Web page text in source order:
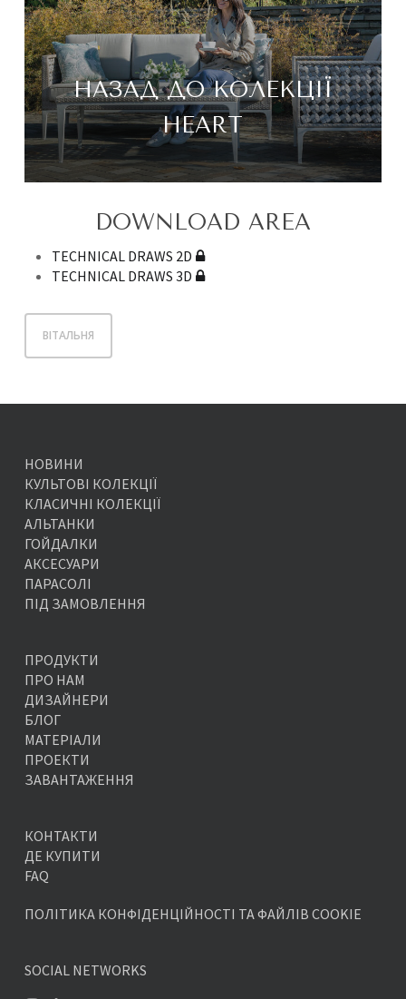
НАЗАД ДО КОЛЕКЦІЇ
HEART
DOWNLOAD AREA
TECHNICAL DRAWS 2D
TECHNICAL DRAWS 3D
ВІТАЛЬНЯ
НОВИНИ
КУЛЬТОВІ КОЛЕКЦІЇ
КЛАСИЧНІ КОЛЕКЦІЇ
АЛЬТАНКИ
ГОЙДАЛКИ
АКСЕСУАРИ
ПАРАСОЛІ
ПІД ЗАМОВЛЕННЯ
ПРОДУКТИ
ПРО НАМ
ДИЗАЙНЕРИ
БЛОГ
МАТЕРІАЛИ
ПРОЕКТИ
ЗАВАНТАЖЕННЯ
КОНТАКТИ
ДЕ КУПИТИ
FAQ
ПОЛІТИКА КОНФІДЕНЦІЙНОСТІ ТА ФАЙЛІВ COOKIE
SOCIAL NETWORKS